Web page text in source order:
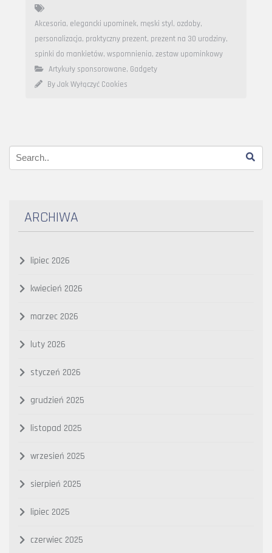
Akcesoria, elegancki upominek, męski styl , ozdoby,
personalizacja, praktyczny prezent, prezent na 30 urodziny,
spinki do mankietów, wspomnienia, zestaw upominkowy
Artykuły sponsorowane, Gadgety
By Jak Wyłączyć Cookies
ARCHIWA
lipiec 2026
kwiecień 2026
marzec 2026
luty 2026
styczeń 2026
grudzień 2025
listopad 2025
wrzesień 2025
sierpień 2025
lipiec 2025
czerwiec 2025